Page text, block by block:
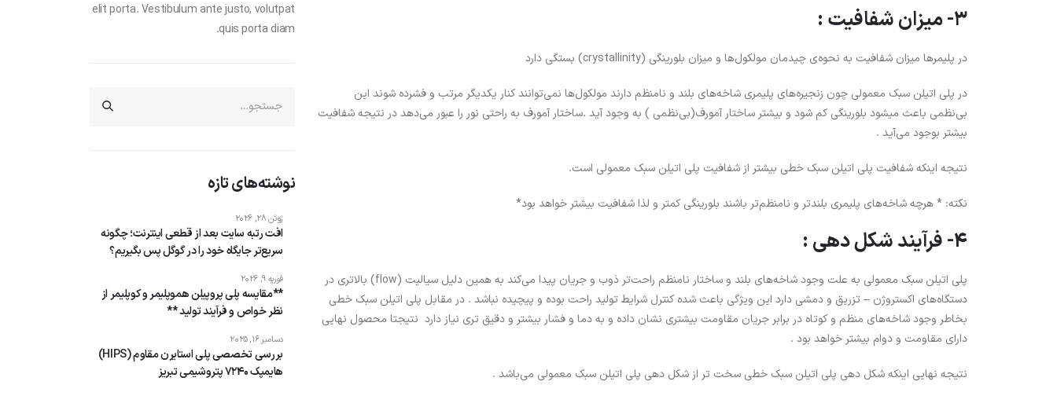
3- میزان شفافیت :
در پلیمرها میزان شفافیت به نحوه‌ی چیدمان مولکول‌ها و میزان بلورینگی (crystallinity) بستگی دارد
در پلی اتیلن سبک معمولی چون زنجیره‌های پلیمری شاخه‌های بلند و نامنظم دارند مولکول‌ها نمی‌توانند کنار یکدیگر مرتب و فشرده شوند این
بی‌نظمی باعث میشود بلورینگی کم شود و بیشتر ساختار آمورف(بی‌نظمی ) به وجود آید .ساختار آمورف به راحتی نور را عبور می‌دهد در نتیجه شفافیت
بیشتر بوجود می‌آید .
نتیجه اینکه شفافیت پلی اتیلن سبک خطی بیشتر از شفافیت پلی اتیلن سبک معمولی است.
نکته: * هرچه شاخه‌های پلیمری بلندتر و نامنظم‌تر باشند بلورینگی کمتر و لذا شفافیت بیشتر خواهد بود*
4- فرآیند شکل دهی :
پلی اتیلن سبک معمولی به علت وجود شاخه‌های بلند و ساختار نامنظم راحت‌تر ذوب و جریان پیدا می‌کند به همین دلیل سیالیت (flow) بالاتری در
دستگاه‌های اکستروژن – تزریق و دمشی دارد این ویژگی باعث شده کنترل شرایط تولید راحت بوده و پیچیده نباشد . در مقابل پلی اتیلن سبک خطی
بخاطر وجود شاخه‌های منظم و کوتاه در برابر جریان مقاومت بیشتری نشان داده و به دما و فشار بیشتر و دقیق تری نیاز دارد نتیجتا محصول نهایی
دارای مقاومت و دوام بیشتر خواهد بود .
نتیجه نهایی اینکه شکل دهی پلی اتیلن سبک خطی سخت تر از شکل دهی پلی اتیلن سبک معمولی می‌باشد .
elit porta. Vestibulum ante justo, volutpat
quis porta diam.
نوشته‌های تازه
افت رتبه سایت بعد از قطعی اینترنت؛ چگونه
سریع‌تر جایگاه خود را در گوگل پس بگیریم؟
ژوئن 28, 2026
**مقایسه پلی پروپیلن هموپلیمر و کوپلیمر از
نظر خواص و فرآیند تولید **
فوریه 9, 2026
بررسی تخصصی پلی استایرن مقاوم (HIPS)
هایمپک 7240 پتروشیمی تبریز
دسامبر 16, 2025